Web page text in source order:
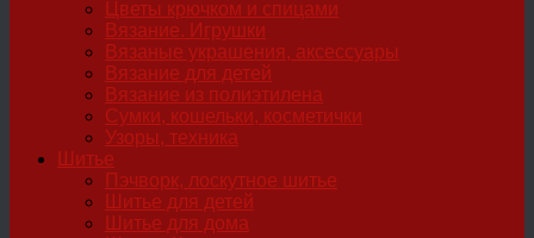
Цветы крючком и спицами
Вязание. Игрушки
Вязаные украшения, аксессуары
Вязание для детей
Вязание из полиэтилена
Сумки, кошельки, косметички
Узоры, техника
Шитье
Пэчворк, лоскутное шитье
Шитье для детей
Шитье для дома